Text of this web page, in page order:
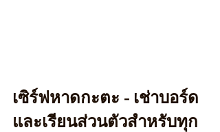
เซิร์ฟหาดกะตะ - เช่าบอร์ด
และเรียนส่วนตัวสำหรับทุก